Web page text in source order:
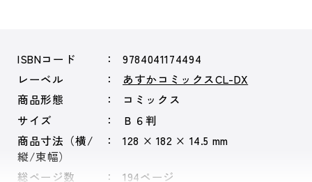
ISBNコード
9784041174494
レーベル
あすかコミックスCL-DX
商品形態
コミックス
サイズ
Ｂ６判
商品寸法（横/
縦/束幅）
128 × 182 × 14.5 mm
総ページ数 194ページ